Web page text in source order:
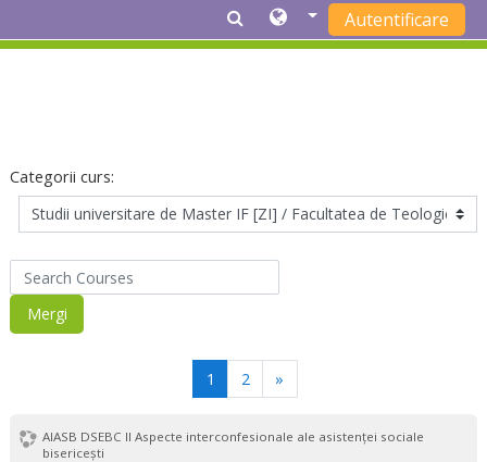
Autentificare
Categorii curs:
Search Courses
Mergi
1 (actual)
2 »
AIASB DSEBC II Aspecte interconfesionale ale asistenței sociale
bisericești